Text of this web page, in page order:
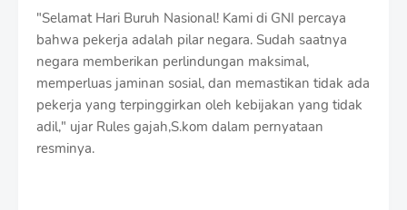
"Selamat Hari Buruh Nasional! Kami di GNI percaya
bahwa pekerja adalah pilar negara. Sudah saatnya
negara memberikan perlindungan maksimal,
memperluas jaminan sosial, dan memastikan tidak ada
pekerja yang terpinggirkan oleh kebijakan yang tidak
adil," ujar Rules gajah,S.kom dalam pernyataan
resminya.